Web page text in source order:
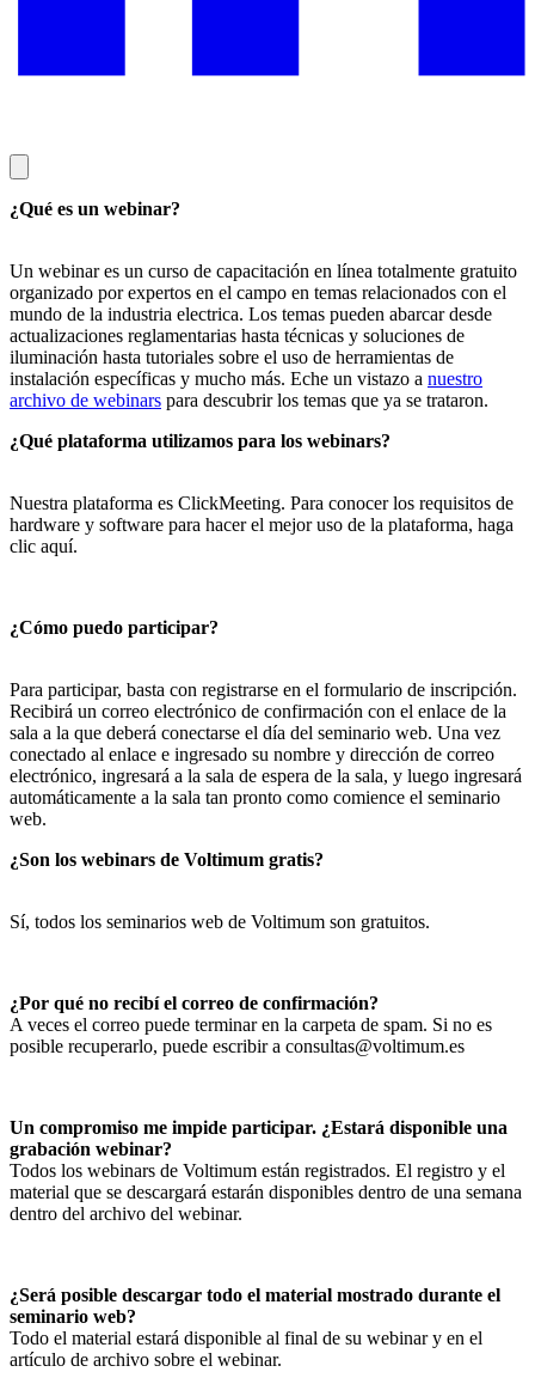
¿Qué es un webinar?
Un webinar es un curso de capacitación en línea totalmente gratuito
organizado por expertos en el campo en temas relacionados con el
mundo de la industria electrica. Los temas pueden abarcar desde
actualizaciones reglamentarias hasta técnicas y soluciones de
iluminación hasta tutoriales sobre el uso de herramientas de
instalación específicas y mucho más. Eche un vistazo a nuestro
archivo de webinars para descubrir los temas que ya se trataron.
¿Qué plataforma utilizamos para los webinars?
Nuestra plataforma es ClickMeeting. Para conocer los requisitos de
hardware y software para hacer el mejor uso de la plataforma, haga
clic aquí.
¿Cómo puedo participar?
Para participar, basta con registrarse en el formulario de inscripción.
Recibirá un correo electrónico de confirmación con el enlace de la
sala a la que deberá conectarse el día del seminario web. Una vez
conectado al enlace e ingresado su nombre y dirección de correo
electrónico, ingresará a la sala de espera de la sala, y luego ingresará
automáticamente a la sala tan pronto como comience el seminario
web.
¿Son los webinars de Voltimum gratis?
Sí, todos los seminarios web de Voltimum son gratuitos.
¿Por qué no recibí el correo de confirmación?
A veces el correo puede terminar en la carpeta de spam. Si no es
posible recuperarlo, puede escribir a consultas@voltimum.es
Un compromiso me impide participar. ¿Estará disponible una
grabación webinar?
Todos los webinars de Voltimum están registrados. El registro y el
material que se descargará estarán disponibles dentro de una semana
dentro del archivo del webinar.
¿Será posible descargar todo el material mostrado durante el
seminario web?
Todo el material estará disponible al final de su webinar y en el
artículo de archivo sobre el webinar.